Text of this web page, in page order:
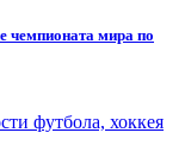
чемпионата мира по
футбола, хоккея